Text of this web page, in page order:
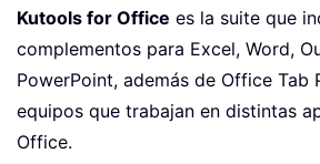
Kutools for Office es la suite que
complementos para Excel, Word,
PowerPoint, además de Office Tab
equipos que trabajan en distintas
Office.